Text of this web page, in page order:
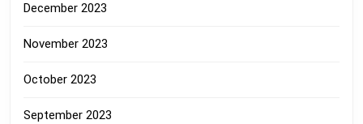
December 2023
November 2023
October 2023
September 2023